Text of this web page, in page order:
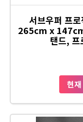
서브우퍼 프
265cm x
탠드, 프
현